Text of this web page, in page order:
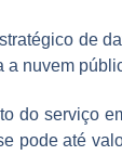
de
a nuvem
do serviço
pode até